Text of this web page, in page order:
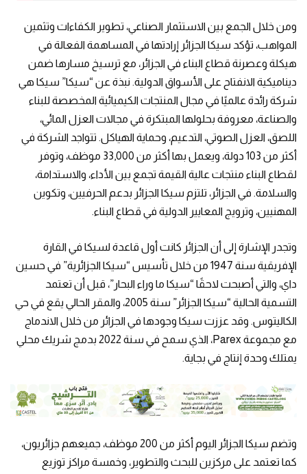
ومن خلال الجمع بين الاستثمار الصناعي، تطوير الكفاءات وتثمين
المواهب، تؤكد سيكا الجزائر إرادتها في المساهمة الفعالة في
هيكلة وعصرنة قطاع البناء في الجزائر، مع ترسيخ مسارها ضمن
ديناميكية الانفتاح على الأسواق الدولية. نبذة عن “سيكا” سيكا هي
شركة رائدة عالميًا في مجال المنتجات الكيميائية المخصصة للبناء
والصناعة، معروفة بحلولها المبتكرة في مجالات العزل المائي،
اللصق، العزل الصوتي، التدعيم، وحماية الهياكل. تتواجد الشركة في
أكثر من 103 دولة، ويعمل بها أكثر من 33,000 موظف، وتوفر
لقطاع البناء منتجات عالية القيمة تجمع بين الأداء، والاستدامة،
والسلامة. في الجزائر، تلتزم سيكا الجزائر بدعم الحرفيين، وتكوين
المهنيين، وترويج المعايير الدولية في قطاع البناء.
وتجدر الإشارة إلى أن الجزائر كانت أول قاعدة لسيكا في القارة
الإفريقية سنة 1947 من خلال تأسيس “سيكا الجزائرية” في حسين
داي، والتي أصبحت لاحقًا “سيكا ما وراء البحار”، قبل أن تعتمد
التسمية الحالية “سيكا الجزائر” سنة 2005، والمقر الحالي يقع في حي
الكاليتوس. وقد عززت سيكا وجودها في الجزائر من خلال الاندماج
مع مجموعة Parex، الذي سمح في سنة 2022 بدمج شريك محلي
يمتلك وحدة إنتاج في بجاية.
وتضم سيكا الجزائر اليوم أكثر من 200 موظف، جميعهم جزائريون،
كما تعتمد على مركزين للبحث والتطوير، وخمسة مراكز توزيع